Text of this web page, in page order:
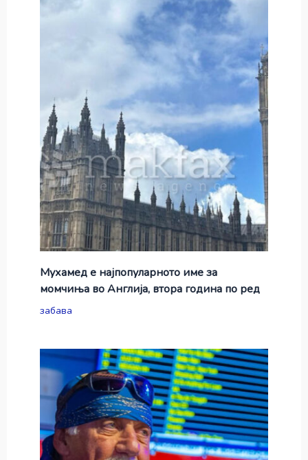
Мухамед е најпопуларното име за
момчиња во Англија, втора година по ред
забава